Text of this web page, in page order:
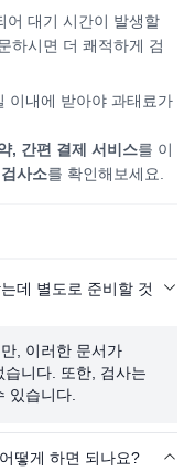
어 대기 시간이 발생할
하시면 더 쾌적하게 검
이내에 받아야 과태료가
, 간편 결제 서비스를 이
사소를 확인해보세요.
데 별도로 준비할 것
, 이러한 문서가
니다. 또한, 검사는
있습니다.
떻게 하면 되나요?